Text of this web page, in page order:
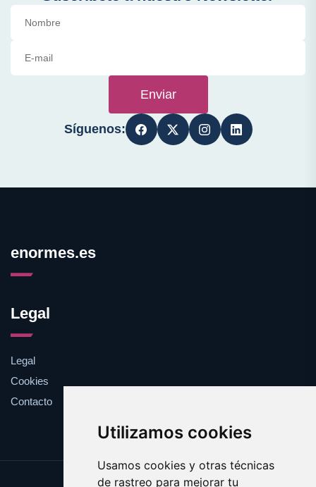
Utilizamos cookies
Usamos cookies y otras técnicas
de rastreo para mejorar tu
Enviar
Síguenos:
enormes.es
Legal
Legal
Cookies
Contacto